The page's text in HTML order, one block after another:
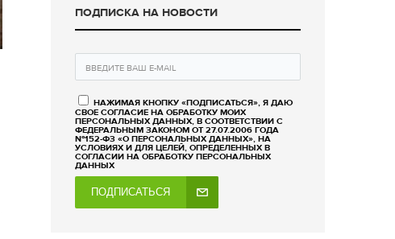
ПОДПИСКА НА НОВОСТИ
НАЖИМАЯ КНОПКУ «ПОДПИСАТЬСЯ», Я ДАЮ
СВОЕ СОГЛАСИЕ НА ОБРАБОТКУ МОИХ
ПЕРСОНАЛЬНЫХ ДАННЫХ, В СООТВЕТСТВИИ С
ФЕДЕРАЛЬНЫМ ЗАКОНОМ ОТ 27.07.2006 ГОДА
№152-ФЗ «О ПЕРСОНАЛЬНЫХ ДАННЫХ», НА
УСЛОВИЯХ И ДЛЯ ЦЕЛЕЙ, ОПРЕДЕЛЕННЫХ В
СОГЛАСИИ НА ОБРАБОТКУ ПЕРСОНАЛЬНЫХ
ДАННЫХ
ПОДПИСАТЬСЯ